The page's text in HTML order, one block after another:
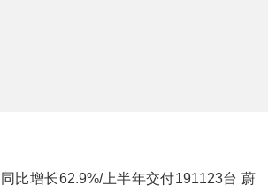
同比增长62.9%/上半年交付191123台 蔚